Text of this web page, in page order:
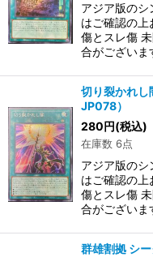
アジア版の
はご確認の上
傷とスレ傷
合がござい
切り裂かれし
JP078）
280円(税込)
在庫数 6点
アジア版の
はご確認の上
傷とスレ傷
合がござい
群雄割拠 シ